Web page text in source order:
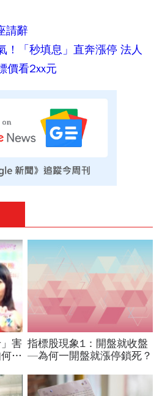
請辭
！「秒填息」直奔漲停 法人
價看2xx元